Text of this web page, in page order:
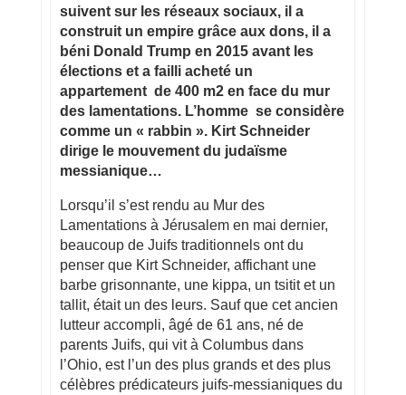
suivent sur les réseaux sociaux, il a
construit un empire grâce aux dons, il a
béni Donald Trump en 2015 avant les
élections et a failli acheté un
appartement de 400 m2 en face du mur
des lamentations. L’homme se considère
comme un « rabbin ». Kirt Schneider
dirige le mouvement du judaïsme
messianique…
Lorsqu’il s’est rendu au Mur des
Lamentations à Jérusalem en mai dernier,
beaucoup de Juifs traditionnels ont du
penser que Kirt Schneider, affichant une
barbe grisonnante, une kippa, un tsitit et un
tallit, était un des leurs. Sauf que cet ancien
lutteur accompli, âgé de 61 ans, né de
parents Juifs, qui vit à Columbus dans
l’Ohio, est l’un des plus grands et des plus
célèbres prédicateurs juifs-messianiques du